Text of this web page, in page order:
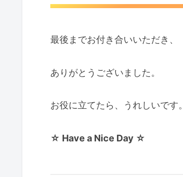
最後までお付き合いいただき、
ありがとうございました。
お役に立てたら、うれしいです。
☆ Have a Nice Day ☆